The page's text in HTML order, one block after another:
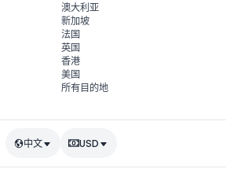
澳大利亚
新加坡
法国
英国
香港
美国
所有目的地
中文 USD